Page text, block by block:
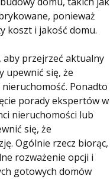
ponieważ
koszt i jakość domu.
aby przejrzeć aktualny
upewnić się, że
Ponadto
porady ekspertów w
nieruchomości lub
się, że
Ogólnie rzecz biorąc,
rozważenie opcji i
gotowych domów